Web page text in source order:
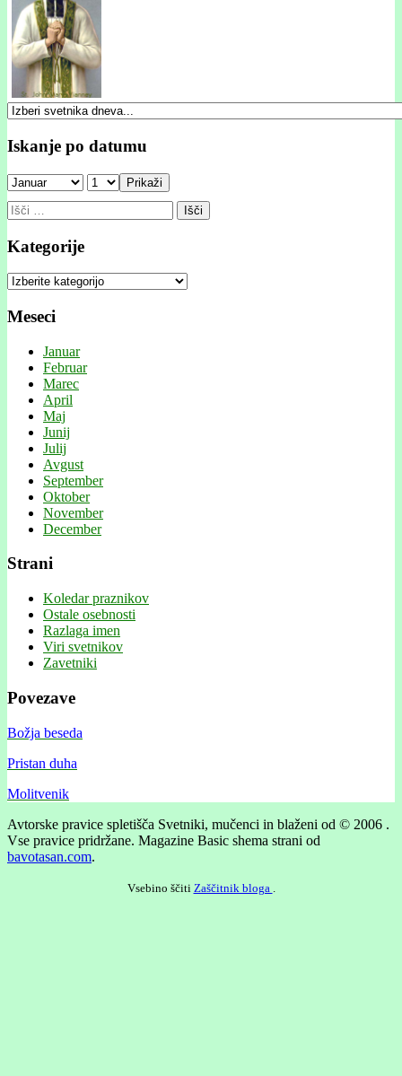
Iskanje po datumu
Prikaži
Išči:
Kategorije
Kategorije
Meseci
Januar
Februar
Marec
April
Maj
Junij
Julij
Avgust
September
Oktober
November
December
Strani
Koledar praznikov
Ostale osebnosti
Razlaga imen
Viri svetnikov
Zavetniki
Povezave
Božja beseda
Pristan duha
Molitvenik
Avtorske pravice spletišča Svetniki, mučenci in blaženi od © 2006 .
Vse pravice pridržane. Magazine Basic shema strani od
bavotasan.com.
Vsebino ščiti Zaščitnik bloga